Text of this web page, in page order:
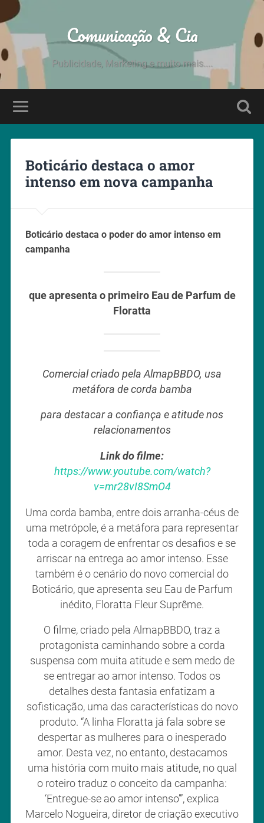
Comunicação & Cia
Publicidade, Marketing e muito mais....
Boticário destaca o amor
intenso em nova campanha
Boticário destaca o poder do amor intenso em
campanha
que apresenta o primeiro Eau de Parfum de
Floratta
Comercial criado pela AlmapBBDO, usa
metáfora de corda bamba
para destacar a confiança e atitude nos
relacionamentos
Link do filme:
https://www.youtube.com/watch?
v=mr28vI8SmO4
Uma corda bamba, entre dois arranha-céus de
uma metrópole, é a metáfora para representar
toda a coragem de enfrentar os desafios e se
arriscar na entrega ao amor intenso. Esse
também é o cenário do novo comercial do
Boticário, que apresenta seu Eau de Parfum
inédito, Floratta Fleur Suprême.
O filme, criado pela AlmapBBDO, traz a
protagonista caminhando sobre a corda
suspensa com muita atitude e sem medo de
se entregar ao amor intenso. Todos os
detalhes desta fantasia enfatizam a
sofisticação, uma das características do novo
produto. “A linha Floratta já fala sobre se
despertar as mulheres para o inesperado
amor. Desta vez, no entanto, destacamos
uma história com muito mais atitude, no qual
o roteiro traduz o conceito da campanha:
‘Entregue-se ao amor intenso’”, explica
Marcelo Nogueira, diretor de criação executivo